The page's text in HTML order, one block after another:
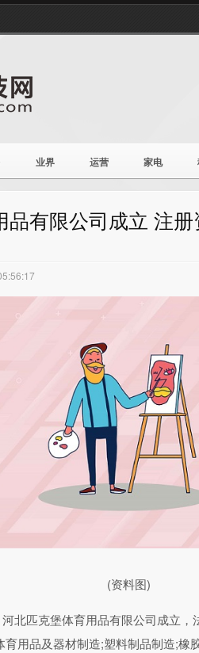
业界 运营 家电
品有限公司成立 注
(资料图)
北匹克堡体育用品有限公司成立
用品及器材制造;塑料制品制造;橡